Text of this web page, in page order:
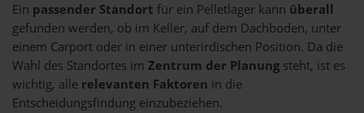
Ein passender Standort für ein Pelletlager kann überall
gefunden werden, ob im Keller, auf dem Dachboden, unter
einem Carport oder in einer unterirdischen Position. Da die
Wahl des Standortes im Zentrum der Planung steht, ist es
wichtig, alle relevanten Faktoren in die
Entscheidungsfindung einzubeziehen.